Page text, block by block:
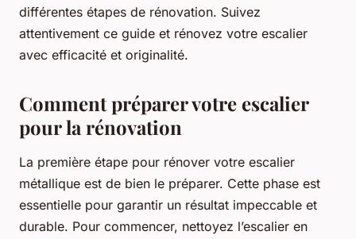
différentes étapes de rénovation. Suivez
attentivement ce guide et rénovez votre escalier
avec efficacité et originalité.
Comment préparer votre escalier
pour la rénovation
La première étape pour rénover votre escalier
métallique est de bien le préparer. Cette phase est
essentielle pour garantir un résultat impeccable et
durable. Pour commencer, nettoyez l’escalier en